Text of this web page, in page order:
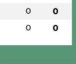
0 0
0 0